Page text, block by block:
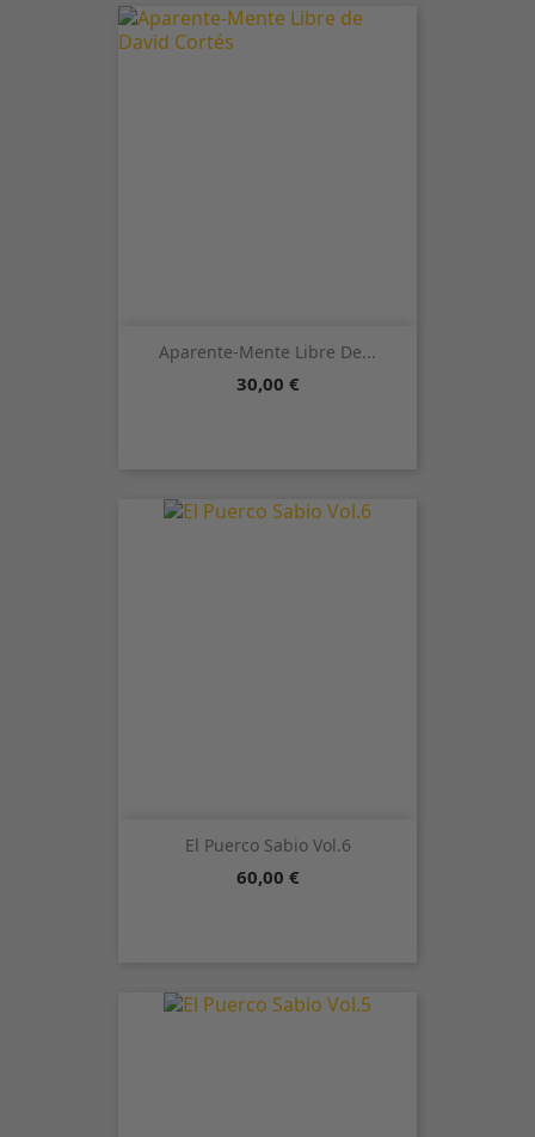
Aparente-Mente Libre De...
Precio
30,00 €
El Puerco Sabio Vol.6
Precio
60,00 €